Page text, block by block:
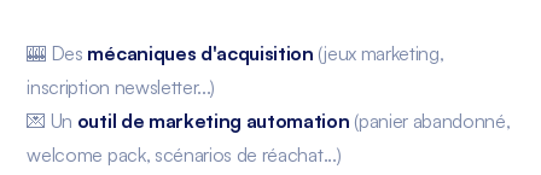
🎰 Des mécaniques d'acquisition (jeux marketing,
inscription newsletter...)
💌 Un outil de marketing automation (panier abandonné,
welcome pack, scénarios de réachat...)